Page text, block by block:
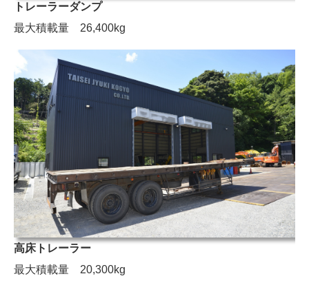
トレーラーダンプ
最大積載量 26,400kg
高床トレーラー
最大積載量 20,300kg